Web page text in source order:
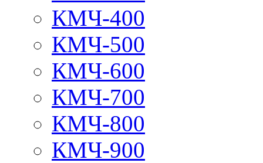
КМЧ-400
КМЧ-500
КМЧ-600
КМЧ-700
КМЧ-800
КМЧ-900